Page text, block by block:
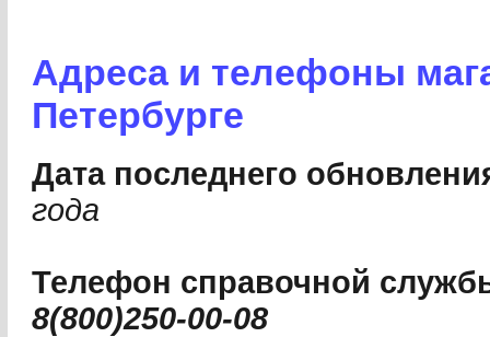
Адреса и телефоны
Петербурге
Дата последнего
года
Телефон справочной
8(800)250-00-08